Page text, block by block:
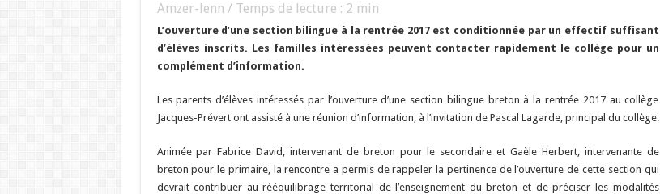
Amzer-lenn / Temps de lecture : 2 min
L’ouverture d’une section bilingue à la rentrée 2017 est conditionnée par un effectif suffisant
d’élèves inscrits. Les familles intéressées peuvent contacter rapidement le collège pour un
complément d’information.
Les parents d’élèves intéressés par l’ouverture d’une section bilingue breton à la rentrée 2017 au collège
Jacques-Prévert ont assisté à une réunion d’information, à l’invitation de Pascal Lagarde, principal du collège.
Animée par Fabrice David, intervenant de breton pour le secondaire et Gaèle Herbert, intervenante de
breton pour le primaire, la rencontre a permis de rappeler la pertinence de l’ouverture de cette section qui
devrait contribuer au rééquilibrage territorial de l’enseignement du breton et de préciser les modalités